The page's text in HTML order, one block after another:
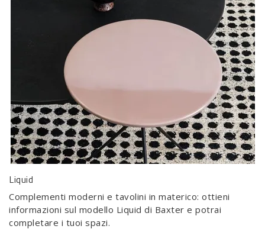
Liquid
Complementi moderni e tavolini in materico: ottieni
informazioni sul modello Liquid di Baxter e potrai
completare i tuoi spazi.